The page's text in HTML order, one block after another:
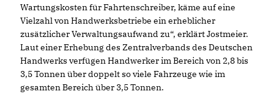
Wartungskosten für Fahrtenschreiber, käme auf eine
Vielzahl von Handwerksbetriebe ein erheblicher
zusätzlicher Verwaltungsaufwand zu“, erklärt Jostmeier.
Laut einer Erhebung des Zentralverbands des Deutschen
Handwerks verfügen Handwerker im Bereich von 2,8 bis
3,5 Tonnen über doppelt so viele Fahrzeuge wie im
gesamten Bereich über 3,5 Tonnen.